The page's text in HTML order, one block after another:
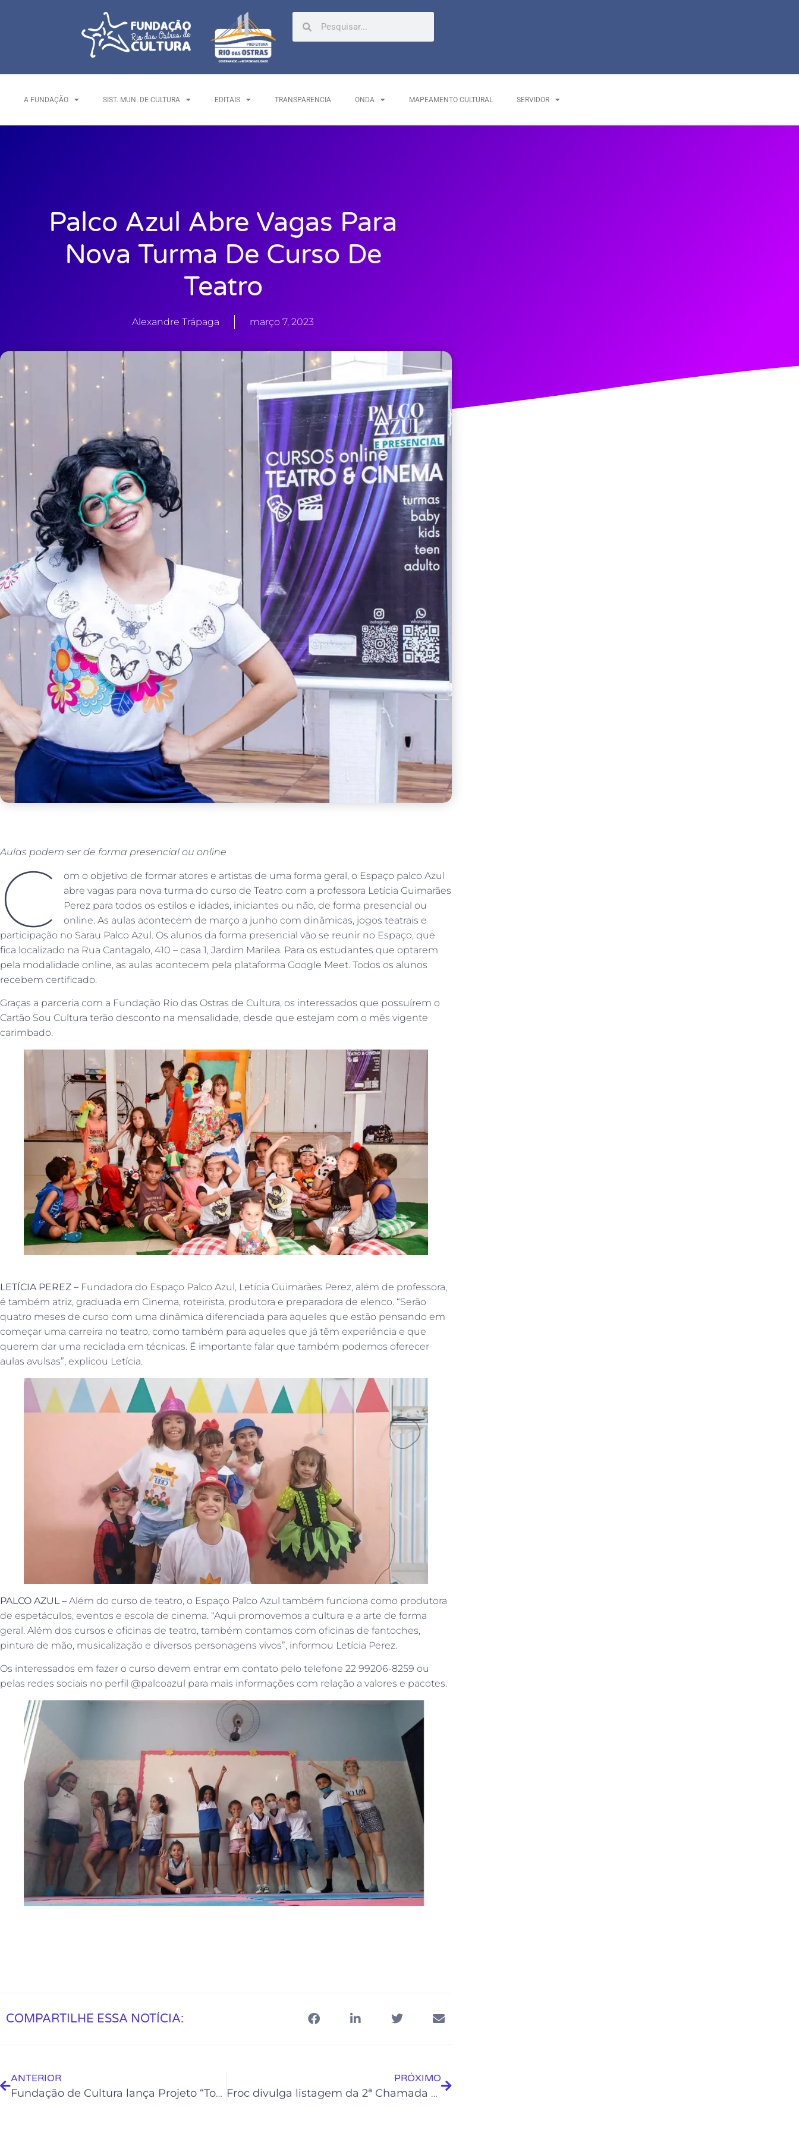
A FUNDAÇÃO SIST. MUN. DE CULTURA EDITAIS TRANSPARENCIA ONDA MAPEAMENTO CULTURAL SERVIDOR
Palco Azul Abre Vagas Para
Nova Turma De Curso De
Teatro
Alexandre Trápaga março 7, 2023
Aulas podem ser de forma presencial ou online
C
om o objetivo de formar atores e artistas de uma forma geral, o Espaço palco Azul
abre vagas para nova turma do curso de Teatro com a professora Letícia Guimarães
Perez para todos os estilos e idades, iniciantes ou não, de forma presencial ou
online. As aulas acontecem de março a junho com dinâmicas, jogos teatrais e
participação no Sarau Palco Azul. Os alunos da forma presencial vão se reunir no Espaço, que
fica localizado na Rua Cantagalo, 410 – casa 1, Jardim Marilea. Para os estudantes que optarem
pela modalidade online, as aulas acontecem pela plataforma Google Meet. Todos os alunos
recebem certificado.
Graças a parceria com a Fundação Rio das Ostras de Cultura, os interessados que possuírem o
Cartão Sou Cultura terão desconto na mensalidade, desde que estejam com o mês vigente
carimbado.
LETÍCIA PEREZ – Fundadora do Espaço Palco Azul, Letícia Guimarães Perez, além de professora,
é também atriz, graduada em Cinema, roteirista, produtora e preparadora de elenco. “Serão
quatro meses de curso com uma dinâmica diferenciada para aqueles que estão pensando em
começar uma carreira no teatro, como também para aqueles que já têm experiência e que
querem dar uma reciclada em técnicas. É importante falar que também podemos oferecer
aulas avulsas”, explicou Letícia.
PALCO AZUL – Além do curso de teatro, o Espaço Palco Azul também funciona como produtora
de espetáculos, eventos e escola de cinema. “Aqui promovemos a cultura e a arte de forma
geral. Além dos cursos e oficinas de teatro, também contamos com oficinas de fantoches,
pintura de mão, musicalização e diversos personagens vivos”, informou Letícia Perez.
Os interessados em fazer o curso devem entrar em contato pelo telefone 22 99206-8259 ou
pelas redes sociais no perfil @palcoazul para mais informações com relação a valores e pacotes.
COMPARTILHE ESSA NOTÍCIA:
ANTERIOR
Fundação de Cultura lança Projeto “Toda Terça Tem”
PRÓXIMO
Froc divulga listagem da 2ª Chamada para matrícula no Centro de Formação Artística